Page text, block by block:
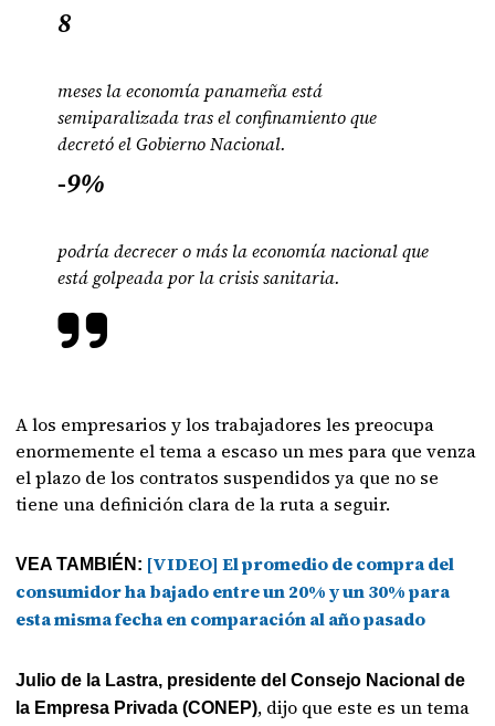
8
meses la economía panameña está
semiparalizada tras el confinamiento que
decretó el Gobierno Nacional.
-9%
podría decrecer o más la economía nacional que
está golpeada por la crisis sanitaria.
A los empresarios y los trabajadores les preocupa
enormemente el tema a escaso un mes para que venza
el plazo de los contratos suspendidos ya que no se
tiene una definición clara de la ruta a seguir.
VEA TAMBIÉN: [VIDEO] El promedio de compra del
consumidor ha bajado entre un 20% y un 30% para
esta misma fecha en comparación al año pasado
Julio de la Lastra, presidente del Consejo Nacional de
la Empresa Privada (CONEP), dijo que este es un tema